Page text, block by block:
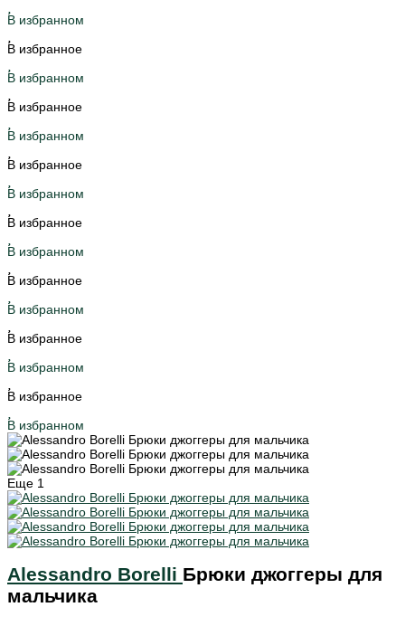
В избранном
В избранное
В избранном
В избранное
В избранном
В избранное
В избранном
В избранное
В избранном
В избранное
В избранном
В избранное
В избранном
В избранное
В избранном
Еще 1
Alessandro Borelli Брюки джоггеры для
мальчика